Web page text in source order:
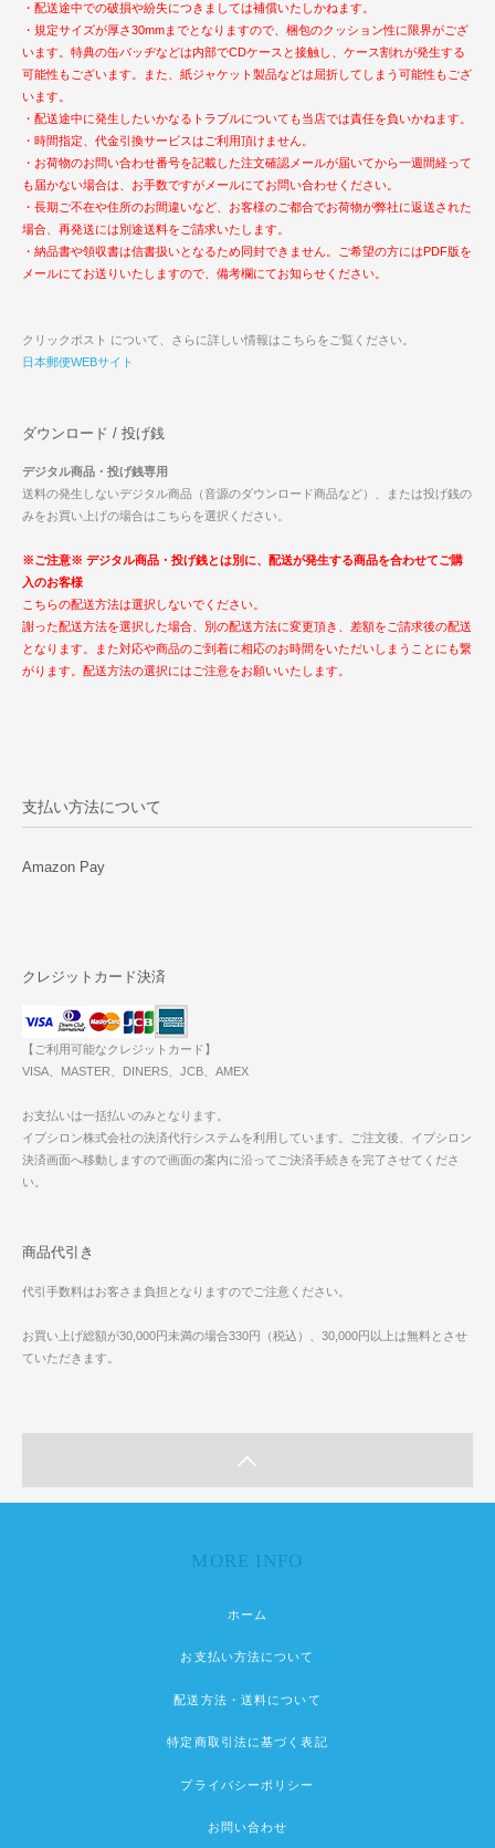
・配送途中での破損や紛失につきましては補償いたしかねます。
・規定サイズが厚さ30mmまでとなりますので、梱包のクッション性に限界がござ
います。特典の缶バッヂなどは内部でCDケースと接触し、ケース割れが発生する
可能性もございます。また、紙ジャケット製品などは屈折してしまう可能性もござ
います。
・配送途中に発生したいかなるトラブルについても当店では責任を負いかねます。
・時間指定、代金引換サービスはご利用頂けません。
・お荷物のお問い合わせ番号を記載した注文確認メールが届いてから一週間経って
も届かない場合は、お手数ですがメールにてお問い合わせください。
・長期ご不在や住所のお間違いなど、お客様のご都合でお荷物が弊社に返送された
場合、再発送には別途送料をご請求いたします。
・納品書や領収書は信書扱いとなるため同封できません。ご希望の方にはPDF版を
メールにてお送りいたしますので、備考欄にてお知らせください。
クリックポスト について、さらに詳しい情報はこちらをご覧ください。
日本郵便WEBサイト
ダウンロード / 投げ銭
デジタル商品・投げ銭専用
送料の発生しないデジタル商品（音源のダウンロード商品など）、または投げ銭の
みをお買い上げの場合はこちらを選択ください。
※ご注意※ デジタル商品・投げ銭とは別に、配送が発生する商品を合わせてご購
入のお客様
こちらの配送方法は選択しないでください。
謝った配送方法を選択した場合、別の配送方法に変更頂き、差額をご請求後の配送
となります。また対応や商品のご到着に相応のお時間をいただいしまうことにも繋
がります。配送方法の選択にはご注意をお願いいたします。
支払い方法について
Amazon Pay
クレジットカード決済
【ご利用可能なクレジットカード】
VISA、MASTER、DINERS、JCB、AMEX
お支払いは一括払いのみとなります。
イプシロン株式会社の決済代行システムを利用しています。ご注文後、イプシロン
決済画面へ移動しますので画面の案内に沿ってご決済手続きを完了させてくださ
い。
商品代引き
代引手数料はお客さま負担となりますのでご注意ください。
お買い上げ総額が30,000円未満の場合330円（税込）、30,000円以上は無料とさせ
ていただきます。
MORE INFO
ホーム
お支払い方法について
配送方法・送料について
特定商取引法に基づく表記
プライバシーポリシー
お問い合わせ